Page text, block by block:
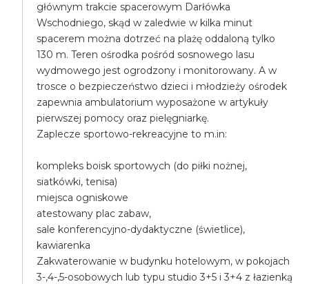
głównym trakcie spacerowym Darłówka
Wschodniego, skąd w zaledwie w kilka minut
spacerem można dotrzeć na plażę oddaloną tylko
130 m. Teren ośrodka pośród sosnowego lasu
wydmowego jest ogrodzony i monitorowany. A w
trosce o bezpieczeństwo dzieci i młodzieży ośrodek
zapewnia ambulatorium wyposażone w artykuły
pierwszej pomocy oraz pielęgniarkę.
Zaplecze sportowo-rekreacyjne to m.in:
kompleks boisk sportowych (do piłki nożnej,
siatkówki, tenisa)
miejsca ogniskowe
atestowany plac zabaw,
sale konferencyjno-dydaktyczne (świetlice),
kawiarenka
Zakwaterowanie w budynku hotelowym, w pokojach
3-,4-,5-osobowych lub typu studio 3+5 i 3+4 z łazienką